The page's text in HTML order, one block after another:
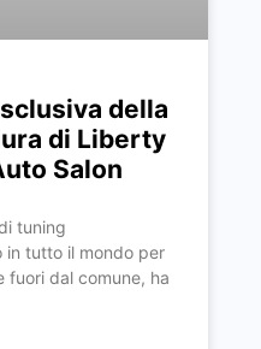
della
di Liberty
Salon
tuning
in tutto il mondo per
fuori dal comune, ha